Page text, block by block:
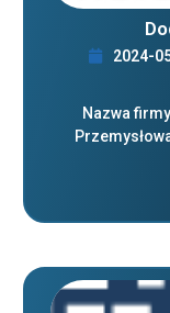
2024-
Nazwa